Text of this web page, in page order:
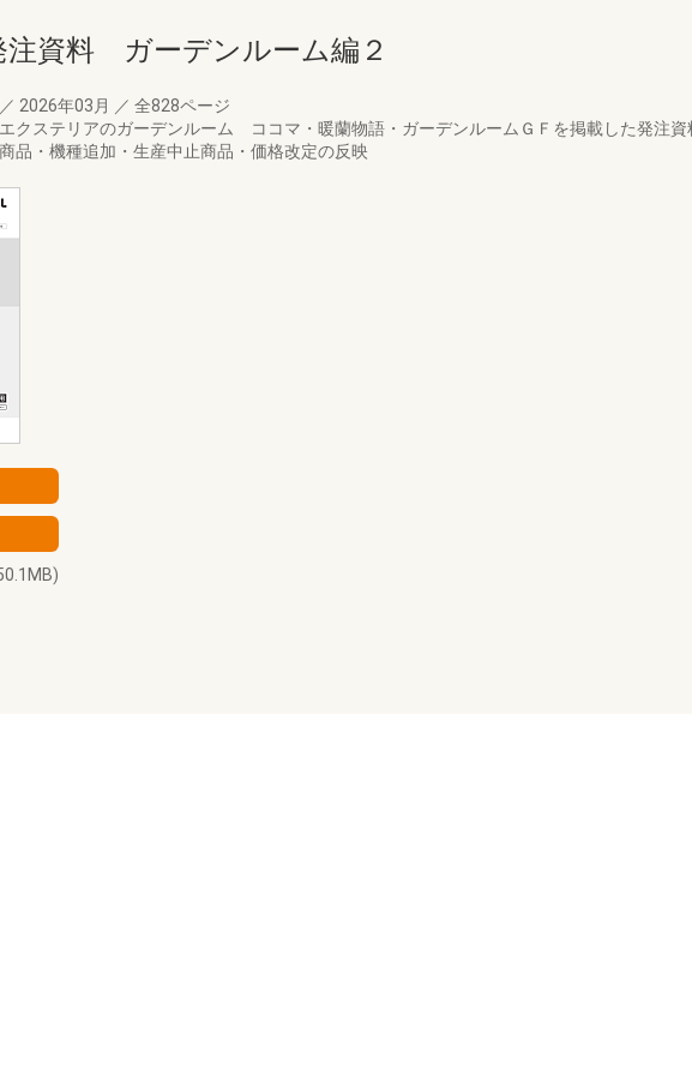
注資料 ガーデンルーム編２
／ 2026年03月 ／ 全828ページ
クステリアのガーデンルーム ココマ・暖蘭物語・ガーデンルームＧＦを掲載した発注
品・機種追加・生産中止商品・価格改定の反映